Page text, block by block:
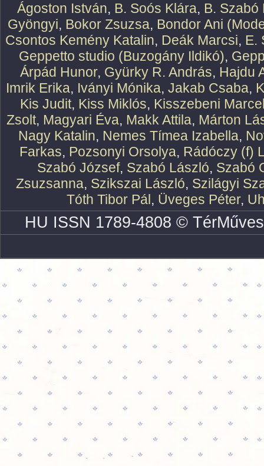
Ágoston István, B. Soós Klára, B. Szabó
Gyöngyi, Bokor Zsuzsa, Bondor Ani
Csontos Kemény Katalin, Deák Marcsi, E.
Geppetto studio (Buzogány Ildikó),
Árpád Hunor, Gyürky R. András, Hajdu
Imrik Erika, Iványi Mónika, Jakab Csaba,
Kis Judit, Kiss Miklós, Kisszebeni
Zsolt, Magyari Éva, Makk Attila, Márton
Nagy Katalin, Nemes Tímea Izabella,
Farkas, Pozsonyi Orsolya, Rádóczy (f)
Szabó József, Szabó László, Szabó
Zsuzsanna, Szikszai László, Szilágyi
Tóth Tibor Pál, Üveges Péter,
HU ISSN 1789-4808 ©